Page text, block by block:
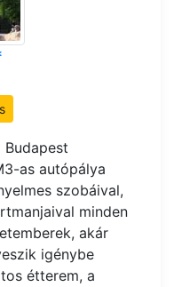
as autópálya
szobáival,
minden
akár
igénybe
étterem, a